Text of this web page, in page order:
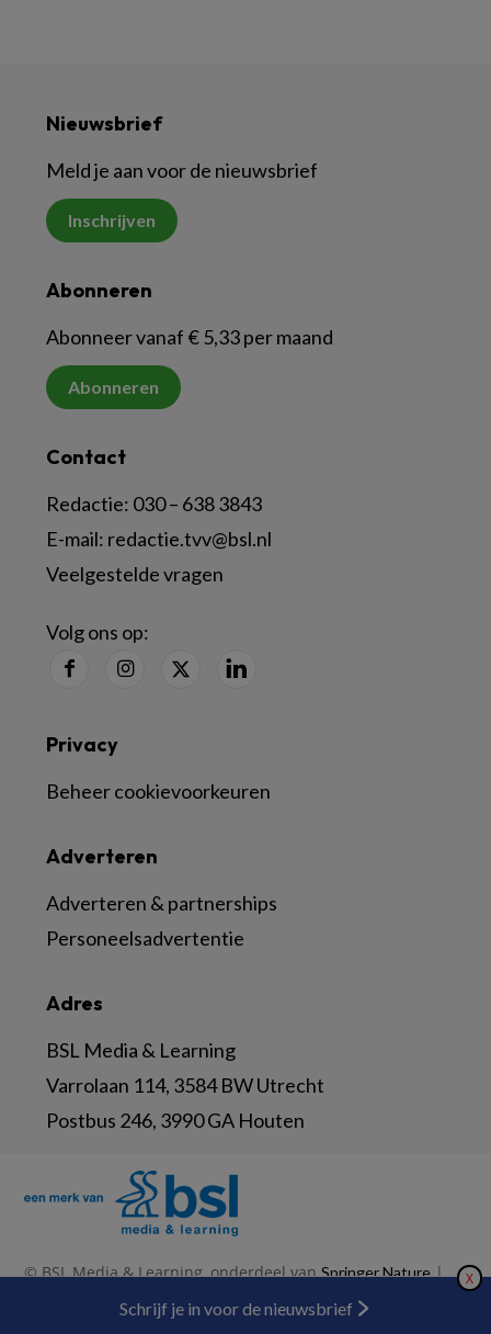
Nieuwsbrief
Meld je aan voor de nieuwsbrief
Inschrijven
Abonneren
Abonneer vanaf € 5,33 per maand
Abonneren
Contact
Redactie: 030 – 638 3843
E-mail: redactie.tvv@bsl.nl
Veelgestelde vragen
Volg ons op:
Adres
BSL Media & Learning
Varrolaan 114, 3584 BW Utrecht
Postbus 246, 3990 GA Houten
Adverteren
Adverteren & partnerships
Personeelsadvertentie
Privacy
Beheer cookievoorkeuren
© BSL Media & Learning, onderdeel vanSpringer Nature| X
Schrijf je in voor de nieuwsbrief
Nieuwsbrief Abonneren